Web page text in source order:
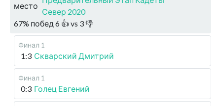
место
Север 2020
67% побед 6 👍 vs 3👎
Финал 1
1:3 Скварский Дмитрий
Финал 1
0:3 Голец Евгений